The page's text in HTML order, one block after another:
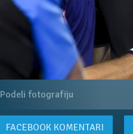
Podeli fotografiju
FACEBOOKKOMENTARI